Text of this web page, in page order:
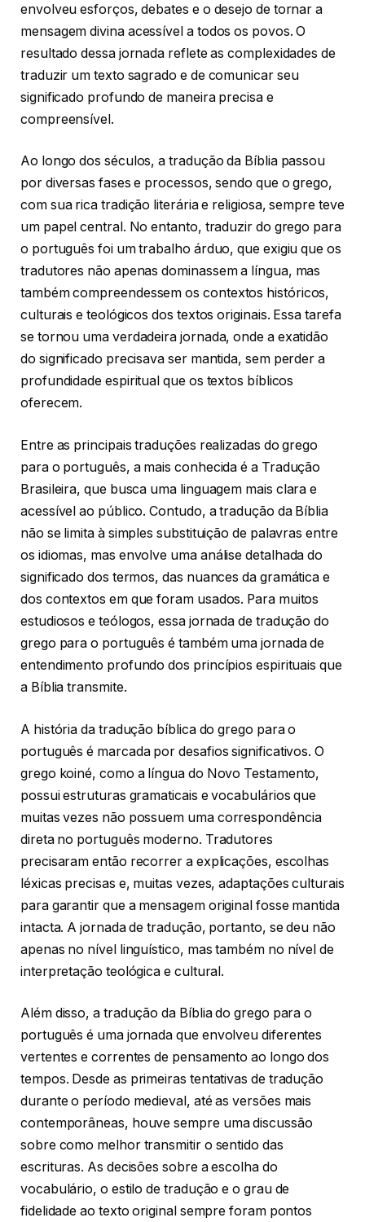
envolveu esforços, debates e o desejo de tornar a
mensagem divina acessível a todos os povos. O
resultado dessa jornada reflete as complexidades de
traduzir um texto sagrado e de comunicar seu
significado profundo de maneira precisa e
compreensível.
Ao longo dos séculos, a tradução da Bíblia passou
por diversas fases e processos, sendo que o grego,
com sua rica tradição literária e religiosa, sempre teve
um papel central. No entanto, traduzir do grego para
o português foi um trabalho árduo, que exigiu que os
tradutores não apenas dominassem a língua, mas
também compreendessem os contextos históricos,
culturais e teológicos dos textos originais. Essa tarefa
se tornou uma verdadeira jornada, onde a exatidão
do significado precisava ser mantida, sem perder a
profundidade espiritual que os textos bíblicos
oferecem.
Entre as principais traduções realizadas do grego
para o português, a mais conhecida é a Tradução
Brasileira, que busca uma linguagem mais clara e
acessível ao público. Contudo, a tradução da Bíblia
não se limita à simples substituição de palavras entre
os idiomas, mas envolve uma análise detalhada do
significado dos termos, das nuances da gramática e
dos contextos em que foram usados. Para muitos
estudiosos e teólogos, essa jornada de tradução do
grego para o português é também uma jornada de
entendimento profundo dos princípios espirituais que
a Bíblia transmite.
A história da tradução bíblica do grego para o
português é marcada por desafios significativos. O
grego koiné, como a língua do Novo Testamento,
possui estruturas gramaticais e vocabulários que
muitas vezes não possuem uma correspondência
direta no português moderno. Tradutores
precisaram então recorrer a explicações, escolhas
léxicas precisas e, muitas vezes, adaptações culturais
para garantir que a mensagem original fosse mantida
intacta. A jornada de tradução, portanto, se deu não
apenas no nível linguístico, mas também no nível de
interpretação teológica e cultural.
Além disso, a tradução da Bíblia do grego para o
português é uma jornada que envolveu diferentes
vertentes e correntes de pensamento ao longo dos
tempos. Desde as primeiras tentativas de tradução
durante o período medieval, até as versões mais
contemporâneas, houve sempre uma discussão
sobre como melhor transmitir o sentido das
escrituras. As decisões sobre a escolha do
vocabulário, o estilo de tradução e o grau de
fidelidade ao texto original sempre foram pontos